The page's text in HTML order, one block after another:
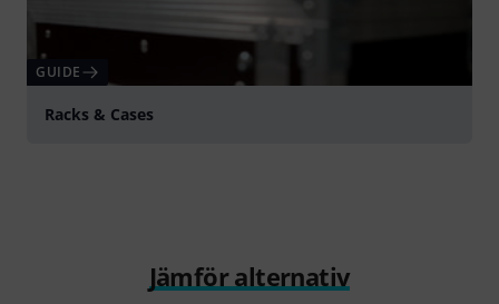
GUIDE
Racks & Cases
Jämför alternativ